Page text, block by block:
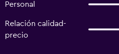
Personal
Relación calidad-
precio